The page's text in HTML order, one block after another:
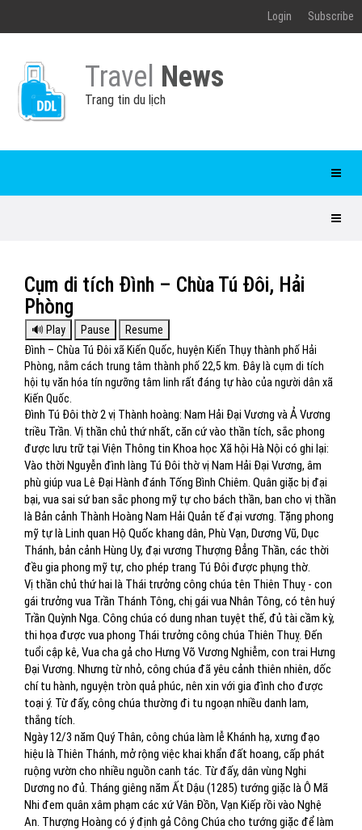
Login Subscribe
Travel News
Trang tin du lịch
Cụm di tích Đình – Chùa Tú Đôi, Hải
Phòng
Đình – Chùa Tú Đôi xã Kiến Quốc, huyện Kiến Thụy thành phố Hải
Phòng, nằm cách trung tâm thành phố 22,5 km. Đây là cụm di tích
hội tụ văn hóa tín ngưỡng tâm linh rất đáng tự hào của người dân xã
Kiến Quốc.
Đình Tú Đôi thờ 2 vị Thành hoàng: Nam Hải Đại Vương và Ả Vương
triều Trần. Vị thần chủ thứ nhất, căn cứ vào thần tích, sắc phong
được lưu trữ tại Viện Thông tin Khoa học Xã hội Hà Nội có ghi lại:
Vào thời Nguyễn đình làng Tú Đôi thờ vị Nam Hải Đại Vương, âm
phù giúp vua Lê Đại Hành đánh Tống Bình Chiêm. Quân giặc bị đại
bại, vua sai sứ ban sắc phong mỹ tự cho bách thần, ban cho vị thần
là Bản cảnh Thành Hoàng Nam Hải Quản tế đại vương. Tặng phong
mỹ tự là Linh quan Hộ Quốc khang dân, Phù Vạn, Dương Vũ, Dục
Thánh, bản cảnh Hùng Uy, đại vương Thượng Đẳng Thần, các thời
đều gia phong mỹ tự, cho phép trang Tú Đôi được phụng thờ.
Vị thần chủ thứ hai là Thái trưởng công chúa tên Thiên Thuỵ - con
gái trưởng vua Trần Thánh Tông, chị gái vua Nhân Tông, có tên huý
Trần Quỳnh Nga. Công chúa có dung nhan tuyệt thế, đủ tài cầm kỳ,
thi họa được vua phong Thái trưởng công chúa Thiên Thuỵ. Đến
tuổi cập kê, Vua cha gả cho Hưng Võ Vương Nghiễm, con trai Hưng
Đại Vương. Nhưng từ nhỏ, công chúa đã yêu cảnh thiên nhiên, dốc
chí tu hành, nguyện tròn quả phúc, nên xin với gia đình cho được
toại ý. Từ đấy, công chúa thường đi tu ngoạn nhiều danh lam,
thắng tích.
Ngày 12/3 năm Quý Thân, công chúa làm lễ Khánh hạ, xưng đạo
hiệu là Thiên Thánh, mở rộng việc khai khẩn đất hoang, cấp phát
ruộng vườn cho nhiều nguồn canh tác. Từ đấy, dân vùng Nghi
Dương no đủ. Tháng giêng năm Ất Dậu (1285) tướng giặc là Ô Mã
Nhi đem quân xâm phạm các xứ Vân Đồn, Vạn Kiếp rồi vào Nghệ
An. Thượng Hoàng có ý định gả Công Chúa cho tướng giặc để làm